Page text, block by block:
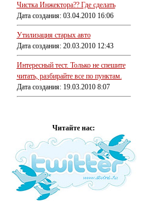
Чистка Инжектора?? Где сделать
Дата создания: 03.04.2010 16:06
Утилизация старых авто
Дата создания: 20.03.2010 12:43
Интересный тест. Только не спешите
читать, разбирайте все по пунктам.
Дата создания: 19.03.2010 8:07
Читайте нас: